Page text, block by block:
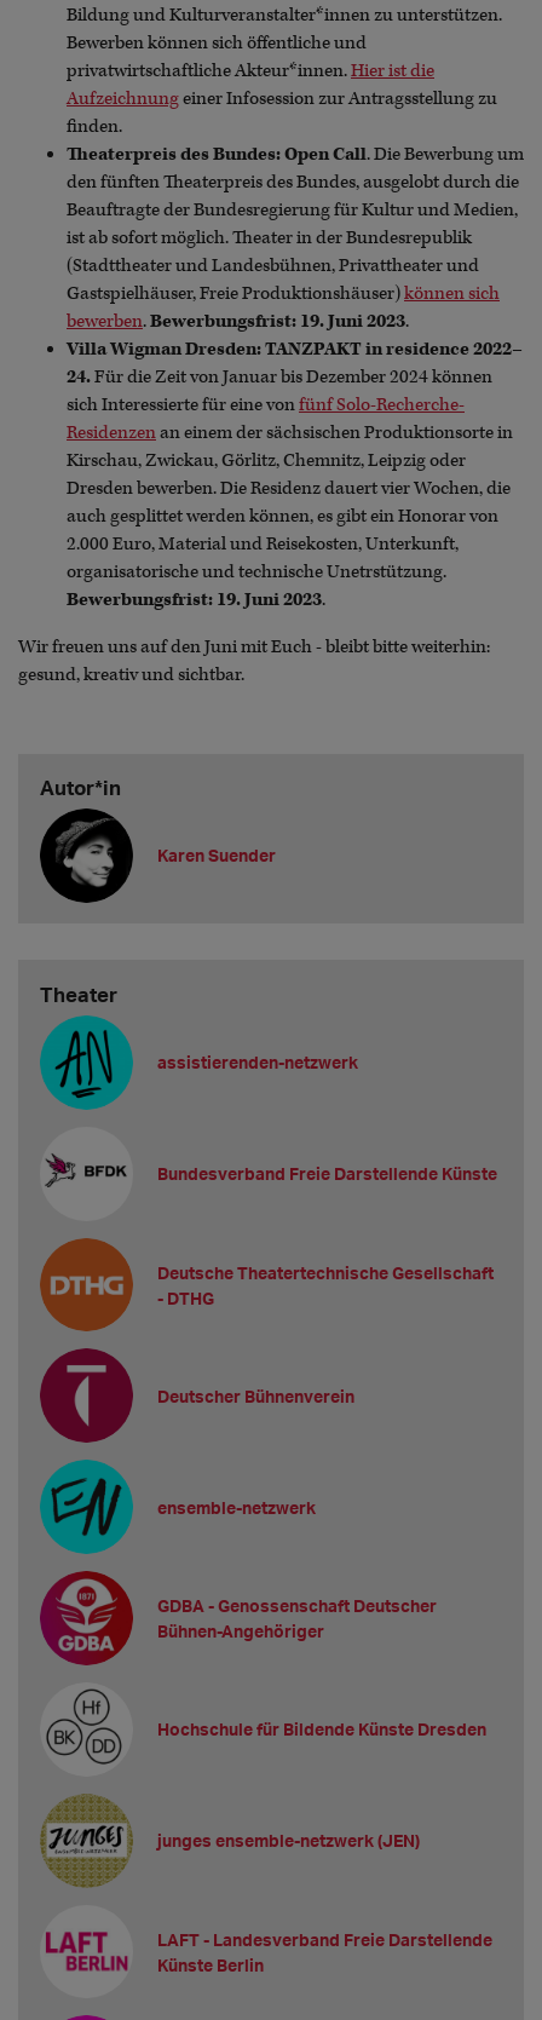
Bildung und Kulturveranstalter*innen zu unterstützen.
Bewerben können sich öffentliche und
privatwirtschaftliche Akteur*innen.Hier ist die
Aufzeichnungeiner Infosession zur Antragsstellung zu
finden.
Theaterpreis des Bundes: Open Call. Die Bewerbung um
den fünften Theaterpreis des Bundes, ausgelobt durch die
Beauftragte der Bundesregierung für Kultur und Medien,
ist ab sofort möglich. Theater in der Bundesrepublik
(Stadttheater und Landesbühnen, Privattheater und
Gastspielhäuser, Freie Produktionshäuser)können sich
bewerben.Bewerbungsfrist: 19. Juni 2023.
Villa Wigman Dresden: TANZPAKT in residence 2022–
24.Für die Zeit von Januar bis Dezember 2024 können
sich Interessierte für eine vonfünf Solo-Recherche-
Residenzenan einem der sächsischen Produktionsorte in
Kirschau, Zwickau, Görlitz, Chemnitz, Leipzig oder
Dresden bewerben. Die Residenz dauert vier Wochen, die
auch gesplittet werden können, es gibt ein Honorar von
2.000 Euro, Material und Reisekosten, Unterkunft,
organisatorische und technische Unetrstützung.
Bewerbungsfrist: 19. Juni 2023.
Wir freuen uns auf den Juni mit Euch - bleibt bitte weiterhin:
gesund, kreativ und sichtbar.
Autor*in
Karen Suender
Theater
assistierenden-netzwerk
Bundesverband Freie Darstellende Künste
Deutsche Theatertechnische Gesellschaft
- DTHG
Deutscher Bühnenverein
ensemble-netzwerk
GDBA - Genossenschaft Deutscher
Bühnen-Angehöriger
Hochschule für Bildende Künste Dresden
junges ensemble-netzwerk (JEN)
LAFT - Landesverband Freie Darstellende
Künste Berlin